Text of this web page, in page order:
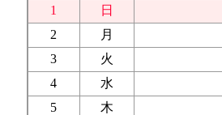
1
日
2
月
3
火
4
水
5
木